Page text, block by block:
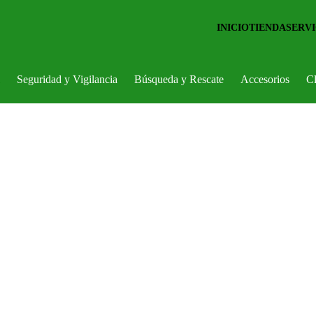
INICIOTIENDA
Seguridad y Vigilancia Búsqueda y Rescate Accesorios